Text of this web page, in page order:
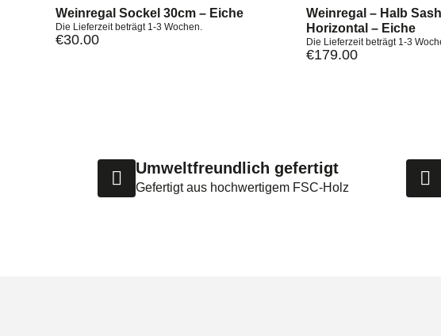
Weinregal Sockel 30cm – Eiche
Die Lieferzeit beträgt 1-3 Wochen.
€30.00
Weinregal – Halb
Horizontal – Eiche
Die Lieferzeit beträgt 1-3
€179.00
Umweltfreundlich gefertigt
Gefertigt aus hochwertigem FSC-Holz